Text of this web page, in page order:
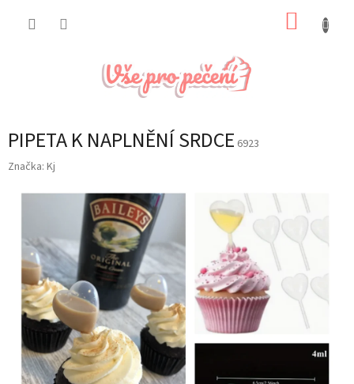
PIPETA K NAPLNĚNÍ SRDCE 6923
Značka: Kj